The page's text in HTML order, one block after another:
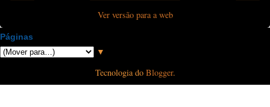
Ver versão para a web
Páginas
▼
Tecnologia do Blogger.